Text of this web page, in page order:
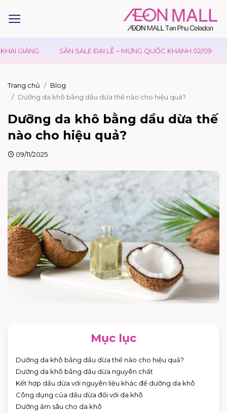
SĂN SALE ĐẠI LỄ – MỪNG QUỐC KHÁNH 02/09 ƯU ĐÃI
Trang chủ
Blog
Dưỡng da khô bằng dầu dừa thế nào cho hiệu quả?
Dưỡng da khô bằng dầu dừa thế
nào cho hiệu quả?
09/11/2025
Mục lục
Dưỡng da khô bằng dầu dừa thế nào cho hiệu quả?
Dưỡng da khô bằng dầu dừa nguyên chất
Kết hợp dầu dừa với nguyên liệu khác để dưỡng da khô
Công dụng của dầu dừa đối với da khô
Dưỡng ẩm sâu cho da khô